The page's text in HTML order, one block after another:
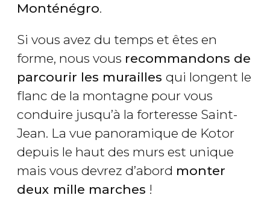
Monténégro.
Si vous avez du temps et êtes en
forme, nous vous recommandons de
parcourir les murailles qui longent le
flanc de la montagne pour vous
conduire jusqu’à la forteresse Saint-
Jean. La vue panoramique de Kotor
depuis le haut des murs est unique
mais vous devrez d’abord monter
deux mille marches !